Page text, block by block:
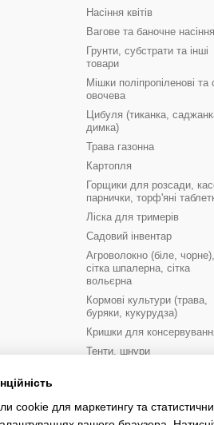
Насіння квітів
Вагове та баночне насіння
Грунти, субстрати та інші
товари
Мішки поліпропіленові та
овочева
Цибуля (тиканка,
димка)
Трава газонна
Картопля
Горщики для розсади,
парнички, торф'яні
Ліска для тримерів
Садовий інвентар
Агроволокно (біле, чорне),
сітка шпалерна, сітка
вольєрна
Кормові культури (трава,
буряки, кукурудза)
Кришки для
Тенти, шнури
Рукавиці робочі
cookie для маркетингу та